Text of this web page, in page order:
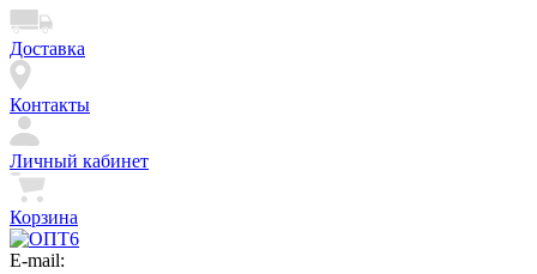
Доставка
Контакты
Личный кабинет
Корзина
E-mail: